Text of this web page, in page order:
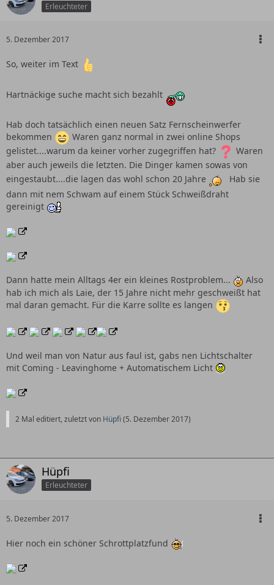
Erleuchteter
5. Dezember 2017
So, weiter im Text
Hartnäckige suche macht sich bezahlt
Hab doch tatsächlich einen neuen Satz Fernscheinwerfer
bekommen
Waren ganz normal in zwei online Shops
gelistet....warum da keiner vorher zugegriffen hat?
Waren
aber auch jeweils die letzten. Die Dinger kamen sowas von
eingestaubt....die lagen das wohl schon 20 Jahre
Hab sie
dann mit nem Schwam auf einem Stück Schweißdraht
gereinigt
Dann hatte mein Alltags 4er ein kleines Rostproblem...
Also
hab ich mich als Laie, der 15 Jahre nicht mehr geschweißt hat
mal daran gemacht. Für die Karre sollte es langen
Und weil man von Natur aus faul ist, gabs nen Lichtschalter
mit Coming - Leavinghome + Automatischem Licht
2 Mal editiert, zuletzt von Hüpfi(5. Dezember 2017)
Hüpfi
Erleuchteter
5. Dezember 2017
Hier noch ein schöner Schrottplatzfund